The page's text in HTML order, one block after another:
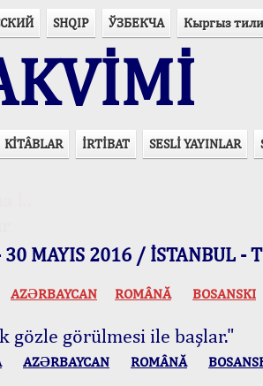
SHQIP ЎЗБЕКЧА Кыргыз тили
KİTÂBLAR İRTİBAT SESLİ YAYINLAR
MAYIS 2016 / İSTANBUL -
AZӘRBAYCAN ROMÂNĂ BOSANSKI
gözle görülmesi ile başlar."
AZӘRBAYCAN ROMÂNĂ